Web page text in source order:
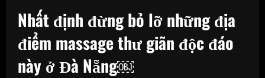
Nhất định đừng bỏ lỡ những địa
điểm massage thư giãn độc đáo
này ở Đà Nẵng￼